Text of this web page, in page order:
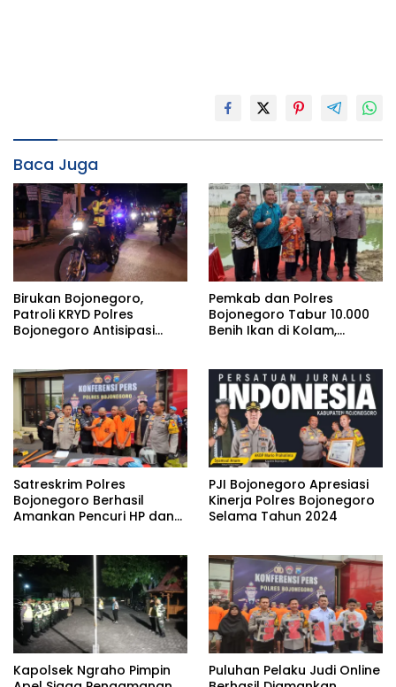
Baca Juga
Birukan Bojonegoro,
Patroli KRYD Polres
Bojonegoro Antisipasi
Pemkab dan Polres
Bojonegoro Tabur 10.000
Benih Ikan di Kolam,
Satreskrim Polres
Bojonegoro Berhasil
Amankan Pencuri HP dan
PJI Bojonegoro Apresiasi
Kinerja Polres Bojonegoro
Selama Tahun 2024
Kapolsek Ngraho Pimpin
Puluhan Pelaku Judi Online